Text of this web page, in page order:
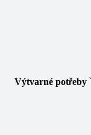
Výtvarné potřeby